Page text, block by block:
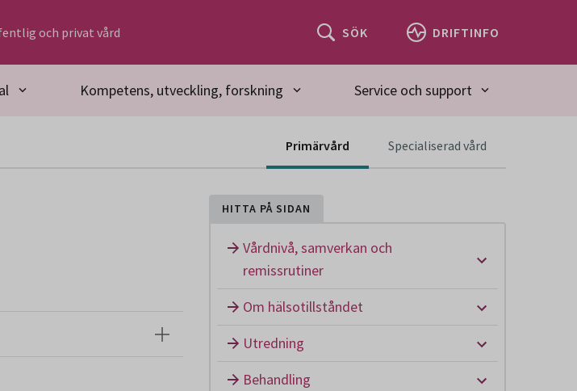
och privat vård SÖK DRIFTINFO
Kompetens, utveckling, forskning Service och support
Primärvård Specialiserad vård
HITTA PÅ SIDAN
Vårdnivå, samverkan och
remissrutiner
Om hälsotillståndet
Utredning
Behandling